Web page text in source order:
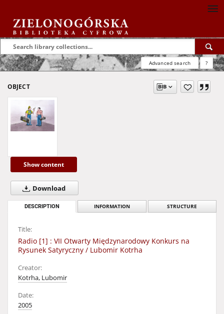
Advanced search ?
OBJECT
Show content
Download
DESCRIPTION INFORMATION STRUCTURE
Title:
Radio [1] : VII Otwarty Międzynarodowy Konkurs na
Rysunek Satyryczny / Lubomir Kotrha
Creator:
Kotrha, Lubomir
Date:
2005